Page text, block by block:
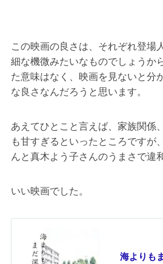
この映画の良さは、それぞれ登場
細な機微みたいなものでしょうか
た意味はなく、映画を見ないと分
な良さなんだろうと思います。
あえてひとこと言えば、家族関係
も甘すぎるといったところですが
んと真木よう子さんのうまさで違
いい映画でした。
海よりも